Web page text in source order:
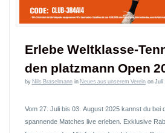
Erlebe Weltklasse-
den platzmann Open
byNils Braselmann inNeues aus unserem Verein on Juli
Vom 27. Juli bis 03. August 2025 kannst du bei
spannende Matches live erleben. Exklusive